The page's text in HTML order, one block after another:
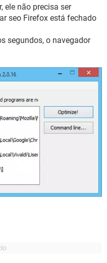
ele não precisa ser
seo Firefox está fechado
segundos, o navegador